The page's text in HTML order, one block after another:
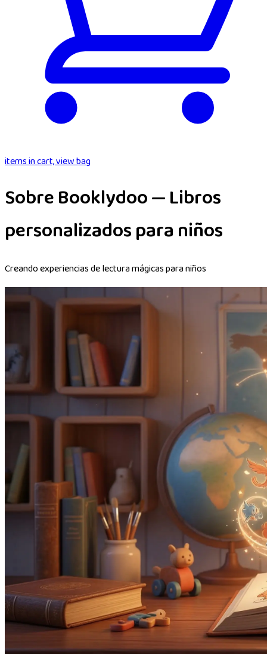
items in cart, view bag
Sobre Booklydoo — Libros
personalizados para niños
Creando experiencias de lectura mágicas para niños